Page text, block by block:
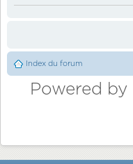
Index du forum
Powered by